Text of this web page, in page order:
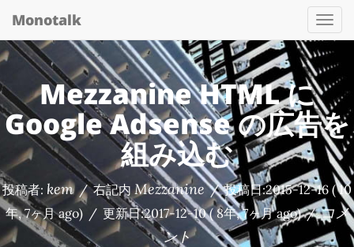
Monotalk
Mezzanine HTML に
Google Adsense の広告を
組み込む
投稿者: kem / 右記内Mezzanine / 投稿日:2015-12-16 ( 10
年, 7ヶ月 ago) / 更新日:2017-12-10( 8年, 7ヶ月 ago) / コメ
ント